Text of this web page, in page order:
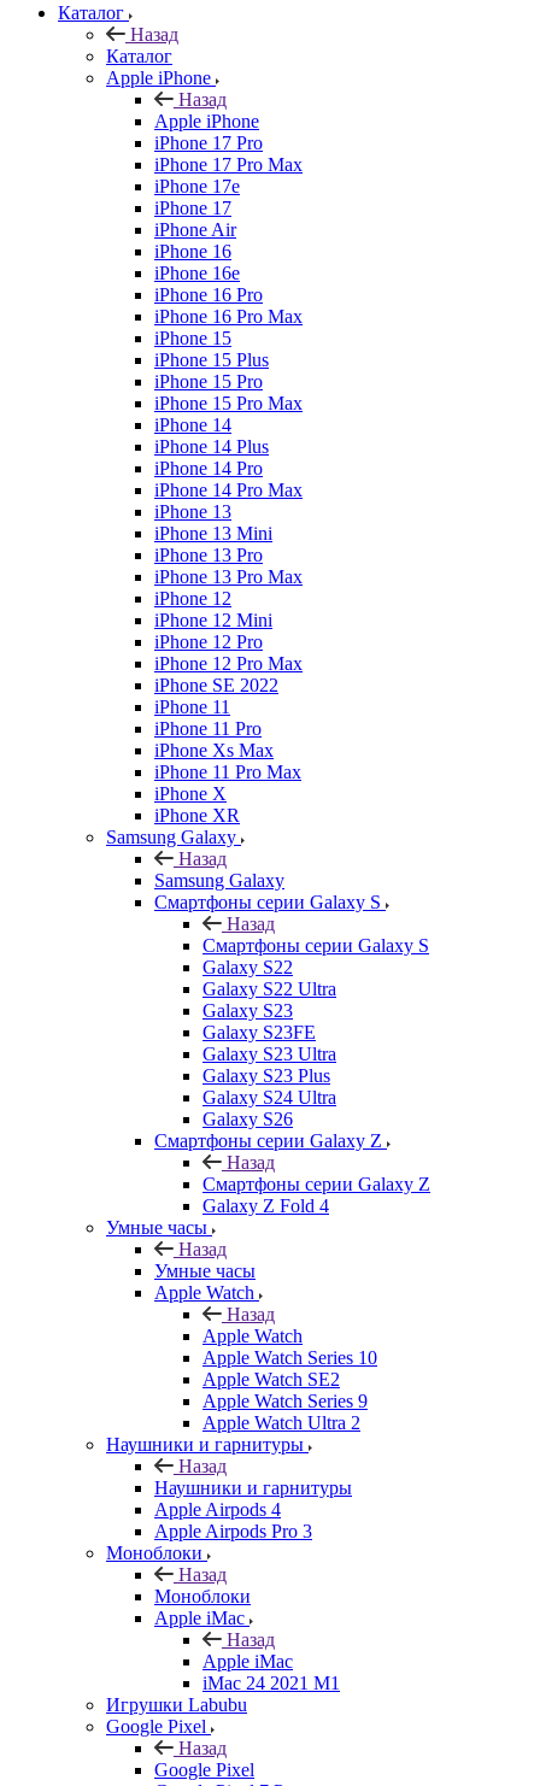
Каталог
Назад
Каталог
Apple iPhone
Назад
Apple iPhone
iPhone 17 Pro
iPhone 17 Pro Max
iPhone 17e
iPhone 17
iPhone Air
iPhone 16
iPhone 16e
iPhone 16 Pro
iPhone 16 Pro Max
iPhone 15
iPhone 15 Plus
iPhone 15 Pro
iPhone 15 Pro Max
iPhone 14
iPhone 14 Plus
iPhone 14 Pro
iPhone 14 Pro Max
iPhone 13
iPhone 13 Mini
iPhone 13 Pro
iPhone 13 Pro Max
iPhone 12
iPhone 12 Mini
iPhone 12 Pro
iPhone 12 Pro Max
iPhone SE 2022
iPhone 11
iPhone 11 Pro
iPhone Xs Max
iPhone 11 Pro Max
iPhone X
iPhone XR
Samsung Galaxy
Назад
Samsung Galaxy
Смартфоны серии Galaxy S
Назад
Смартфоны серии Galaxy S
Galaxy S22
Galaxy S22 Ultra
Galaxy S23
Galaxy S23FE
Galaxy S23 Ultra
Galaxy S23 Plus
Galaxy S24 Ultra
Galaxy S26
Смартфоны серии Galaxy Z
Назад
Смартфоны серии Galaxy Z
Galaxy Z Fold 4
Умные часы
Назад
Умные часы
Apple Watch
Назад
Apple Watch
Apple Watch Series 10
Apple Watch SE2
Apple Watch Series 9
Apple Watch Ultra 2
Наушники и гарнитуры
Назад
Наушники и гарнитуры
Apple Airpods 4
Apple Airpods Pro 3
Моноблоки
Назад
Моноблоки
Apple iMac
Назад
Apple iMac
iMac 24 2021 M1
Игрушки Labubu
Google Pixel
Назад
Google Pixel